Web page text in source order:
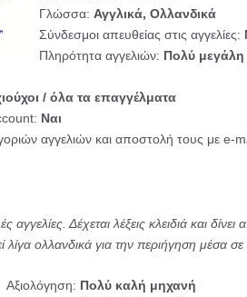
Γλώσσα:Αγγλικά, Ολλανδικά
Σύνδεσμοι απευθείας στις αγγελίες:
Πληρότητα αγγελιών: Πολύ μεγάλη
/ όλα τα επαγγέλματα
Ναι
αγγελιών και αποστολή τους με e-
Δέχεται λέξεις κλειδιά και
λίγα ολλανδικά για την περιήγηση μέσα σε
Αξιολόγηση: Πολύ καλή μηχανή